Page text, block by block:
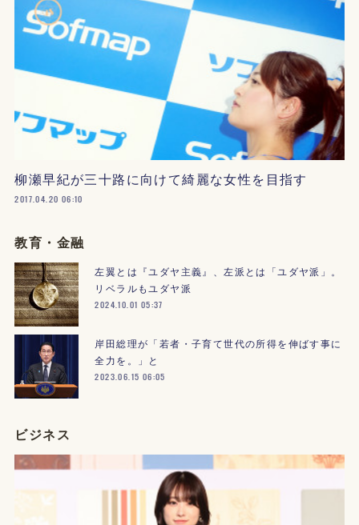
柳瀬早紀が三十路に向けて綺麗な女性を目指す
2017.04.20 06:10
教育・金融
左翼とは『ユダヤ主義』、左派とは「ユダヤ派」。
リベラルもユダヤ派
2024.10.01 05:37
岸田総理が「若者・子育て世代の所得を伸ばす事に
全力を。」と
2023.06.15 06:05
ビジネス